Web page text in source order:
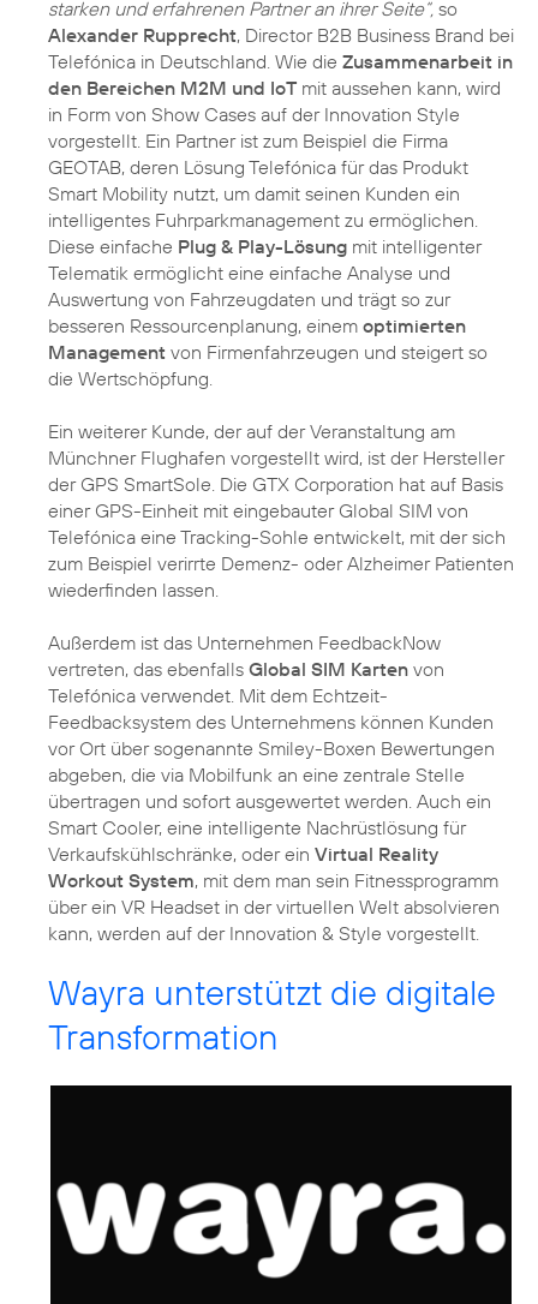
starken und erfahrenen Partner an ihrer Seite“, so
Alexander Rupprecht, Director B2B Business Brand bei
Telefónica in Deutschland. Wie die Zusammenarbeit in
den Bereichen M2M und IoT mit aussehen kann, wird
in Form von Show Cases auf der Innovation Style
vorgestellt. Ein Partner ist zum Beispiel die Firma
GEOTAB, deren Lösung Telefónica für das Produkt
Smart Mobility nutzt, um damit seinen Kunden ein
intelligentes Fuhrparkmanagement zu ermöglichen.
Diese einfache Plug & Play-Lösung mit intelligenter
Telematik ermöglicht eine einfache Analyse und
Auswertung von Fahrzeugdaten und trägt so zur
besseren Ressourcenplanung, einem optimierten
Management von Firmenfahrzeugen und steigert so
die Wertschöpfung.
Ein weiterer Kunde, der auf der Veranstaltung am
Münchner Flughafen vorgestellt wird, ist der Hersteller
der GPS SmartSole. Die GTX Corporation hat auf Basis
einer GPS-Einheit mit eingebauter Global SIM von
Telefónica eine Tracking-Sohle entwickelt, mit der sich
zum Beispiel verirrte Demenz- oder Alzheimer Patienten
wiederfinden lassen.
Außerdem ist das Unternehmen FeedbackNow
vertreten, das ebenfalls Global SIM Karten von
Telefónica verwendet. Mit dem Echtzeit-
Feedbacksystem des Unternehmens können Kunden
vor Ort über sogenannte Smiley-Boxen Bewertungen
abgeben, die via Mobilfunk an eine zentrale Stelle
übertragen und sofort ausgewertet werden. Auch ein
Smart Cooler, eine intelligente Nachrüstlösung für
Verkaufskühlschränke, oder ein Virtual Reality
Workout System, mit dem man sein Fitnessprogramm
über ein VR Headset in der virtuellen Welt absolvieren
kann, werden auf der Innovation & Style vorgestellt.
Wayra unterstützt die digitale
Transformation